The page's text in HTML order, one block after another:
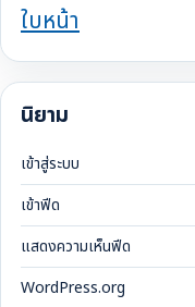
ใบหน้า
นิยาม
เข้าสู่ระบบ
เข้าฟีด
แสดงความเห็นฟีด
WordPress.org